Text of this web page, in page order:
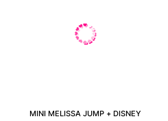
MINI MELISSA JUMP + DISNEY